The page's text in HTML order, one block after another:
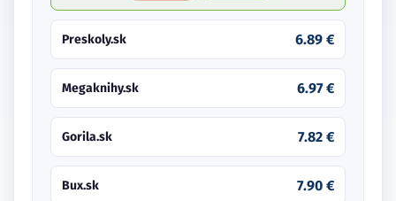
Preskoly.sk 6.89 €
Megaknihy.sk 6.97 €
Gorila.sk 7.82 €
Bux.sk 7.90 €